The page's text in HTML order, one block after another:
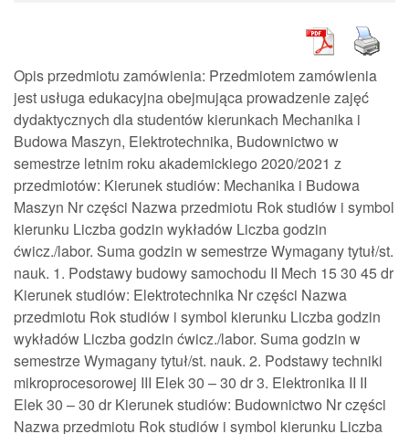
Opis przedmiotu zamówienia: Przedmiotem zamówienia
jest usługa edukacyjna obejmująca prowadzenie zajęć
dydaktycznych dla studentów kierunkach Mechanika i
Budowa Maszyn, Elektrotechnika, Budownictwo w
semestrze letnim roku akademickiego 2020/2021 z
przedmiotów: Kierunek studiów: Mechanika i Budowa
Maszyn Nr części Nazwa przedmiotu Rok studiów i symbol
kierunku Liczba godzin wykładów Liczba godzin
ćwicz./labor. Suma godzin w semestrze Wymagany tytuł/st.
nauk. 1. Podstawy budowy samochodu II Mech 15 30 45 dr
Kierunek studiów: Elektrotechnika Nr części Nazwa
przedmiotu Rok studiów i symbol kierunku Liczba godzin
wykładów Liczba godzin ćwicz./labor. Suma godzin w
semestrze Wymagany tytuł/st. nauk. 2. Podstawy techniki
mikroprocesorowej III Elek 30 – 30 dr 3. Elektronika II II
Elek 30 – 30 dr Kierunek studiów: Budownictwo Nr części
Nazwa przedmiotu Rok studiów i symbol kierunku Liczba